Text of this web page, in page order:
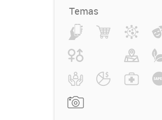
Temas